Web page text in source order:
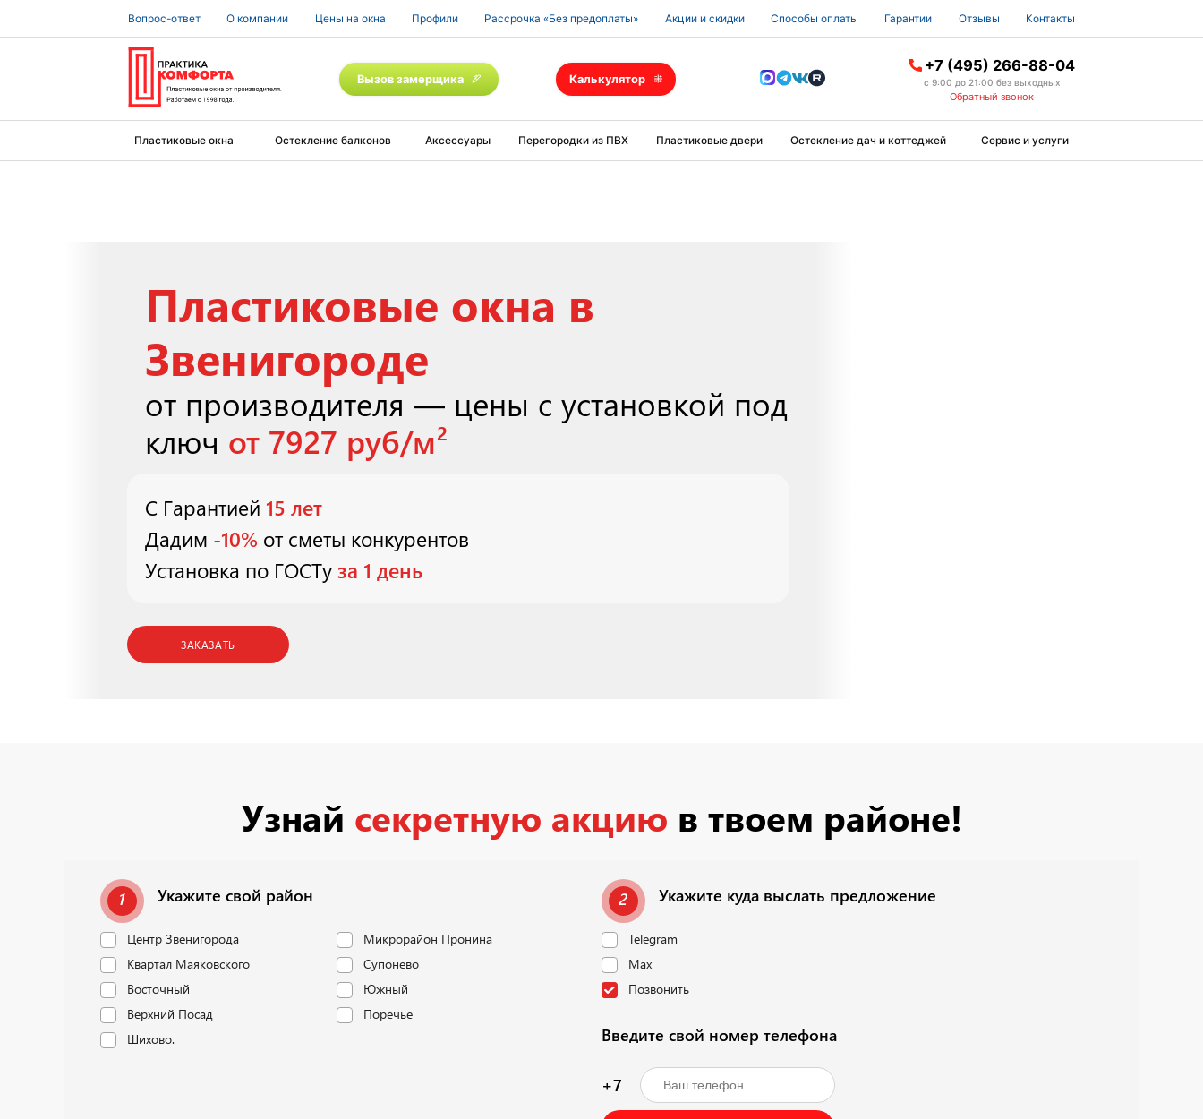
Вопрос-ответ О компании Цены на окна Профили Рассрочка «Без предоплаты» Акции и скидки Способы оплаты Гарантии Отзывы Контакты
Вызов замерщика Калькулятор
+7 (495) 266-88-04
с 9:00 до 21:00 без выходных
Обратный звонок
Пластиковые окна Остекление балконов Аксессуары Перегородки из ПВХ Пластиковые двери Остекление дач и коттеджей Сервис и услуги
Пластиковые окна в
Звенигороде
от производителя — цены с установкой под
ключ от 7927 руб/м²
С Гарантией 15 лет
Дадим -10% от сметы конкурентов
Установка по ГОСТу за 1 день
ЗАКАЗАТЬ
Узнай секретную акцию в твоем районе!
1 Укажите свой район
Центр Звенигорода
Микрорайон Пронина
Квартал Маяковского
Супонево
Восточный
Южный
Верхний Посад
Поречье
Шихово.
2 Укажите куда выслать предложение
Telegram
Max
Позвонить
Введите свой номер телефона
+7